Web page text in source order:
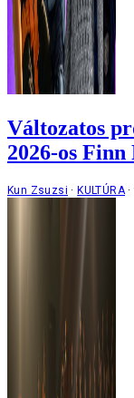
Változatos
2026-os
Kun Zsuzsi KULTÚRA